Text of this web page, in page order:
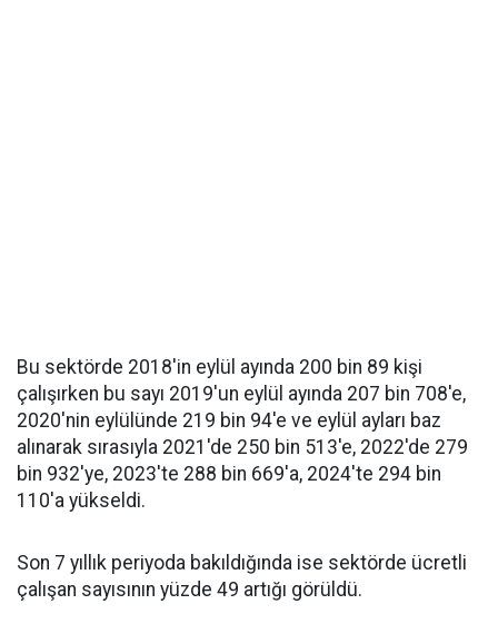
Bu sektörde 2018'in eylül ayında 200 bin 89 kişi
çalışırken bu sayı 2019'un eylül ayında 207 bin 708'e,
2020'nin eylülünde 219 bin 94'e ve eylül ayları baz
alınarak sırasıyla 2021'de 250 bin 513'e, 2022'de 279
bin 932'ye, 2023'te 288 bin 669'a, 2024'te 294 bin
110'a yükseldi.
Son 7 yıllık periyoda bakıldığında ise sektörde ücretli
çalışan sayısının yüzde 49 artığı görüldü.